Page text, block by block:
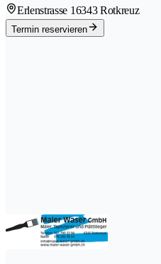
Erlenstrasse 16343 Rotkreuz
Termin reservieren